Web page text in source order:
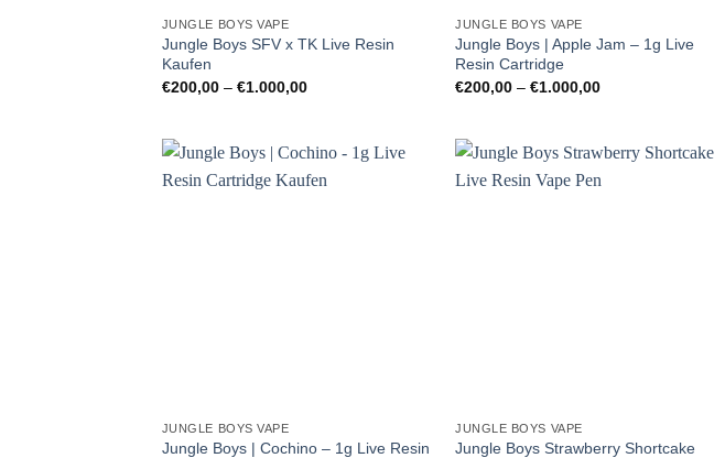
JUNGLE BOYS VAPE
Jungle Boys SFV x TK Live Resin
Kaufen
€200,00 – €1.000,00Preisspanne:
JUNGLE BOYS VAPE
Jungle Boys | Apple Jam – 1g Live
Resin Cartridge
€200,00 –€1.000,00Preisspanne:
JUNGLE BOYS VAPE
Jungle Boys | Cochino – 1g Live Resin
JUNGLE BOYS VAPE
Jungle Boys Strawberry Shortcake